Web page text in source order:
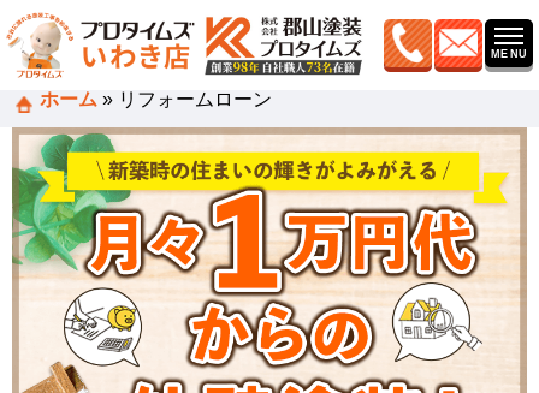
ホーム » リフォームローン